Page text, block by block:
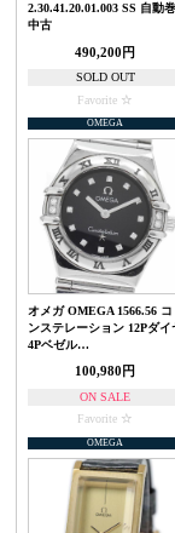
2.30.41.20.01.003 SS 自動巻
中古
490,200円
SOLD OUT
Favorite
OMEGA
オメガ OMEGA 1566.56 コ
ンステレーション 12Pダイ
4Pベゼル…
100,980円
ON SALE
Favorite
OMEGA